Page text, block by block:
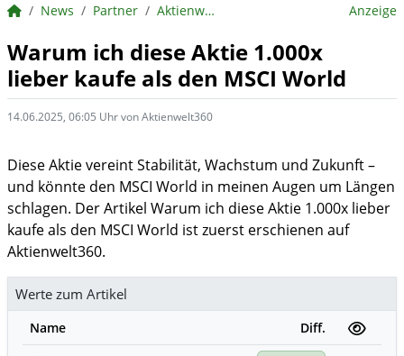
BörsenNEWS.de
News Partner Aktienwelt360 Anzeige
Warum ich diese Aktie 1.000x
lieber kaufe als den MSCI World
14.06.2025, 06:05 Uhr von Aktienwelt360
Diese Aktie vereint Stabilität, Wachstum und Zukunft –
und könnte den MSCI World in meinen Augen um Längen
schlagen. Der Artikel Warum ich diese Aktie 1.000x lieber
kaufe als den MSCI World ist zuerst erschienen auf
Aktienwelt360.
Werte zum Artikel
Name
Diff.